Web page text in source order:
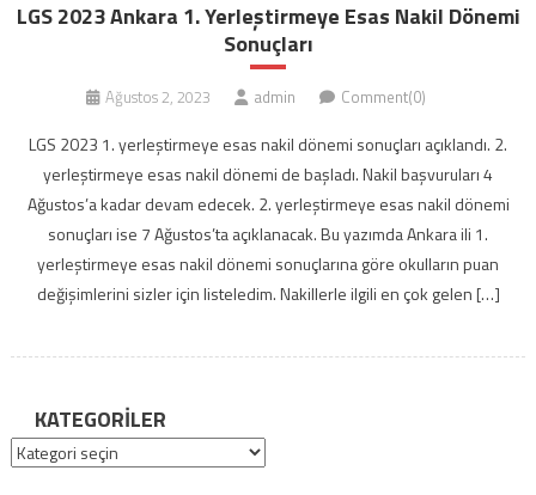
LGS 2023 Ankara 1. Yerleştirmeye Esas Nakil Dönemi
Sonuçları
Ağustos 2, 2023 admin Comment(0)
LGS 2023 1. yerleştirmeye esas nakil dönemi sonuçları açıklandı. 2.
yerleştirmeye esas nakil dönemi de başladı. Nakil başvuruları 4
Ağustos’a kadar devam edecek. 2. yerleştirmeye esas nakil dönemi
sonuçları ise 7 Ağustos’ta açıklanacak. Bu yazımda Ankara ili 1.
yerleştirmeye esas nakil dönemi sonuçlarına göre okulların puan
değişimlerini sizler için listeledim. Nakillerle ilgili en çok gelen […]
KATEGORILER
Kategoriler